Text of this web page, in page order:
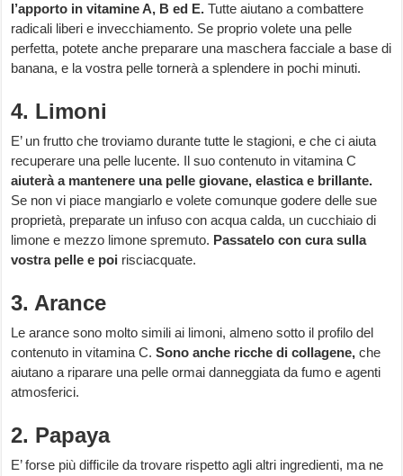
l’apporto in vitamine A, B ed E.Tutte aiutano a combattere
radicali liberi e invecchiamento. Se proprio volete una pelle
perfetta, potete anche preparare una maschera facciale a base di
banana, e la vostra pelle tornerà a splendere in pochi minuti.
4. Limoni
E’ un frutto che troviamo durante tutte le stagioni, e che ci aiuta
recuperare una pelle lucente. Il suo contenuto in vitamina C
aiuterà a mantenere una pelle giovane, elastica e brillante.
Se non vi piace mangiarlo e volete comunque godere delle sue
proprietà, preparate un infuso con acqua calda, un cucchiaio di
limone e mezzo limone spremuto. Passatelo con cura sulla
vostra pelle e poi risciacquate.
3. Arance
Le arance sono molto simili ai limoni, almeno sotto il profilo del
contenuto in vitamina C.Sono anche ricche di collagene,che
aiutano a riparare una pelle ormai danneggiata da fumo e agenti
atmosferici.
2. Papaya
E’ forse più difficile da trovare rispetto agli altri ingredienti, ma ne